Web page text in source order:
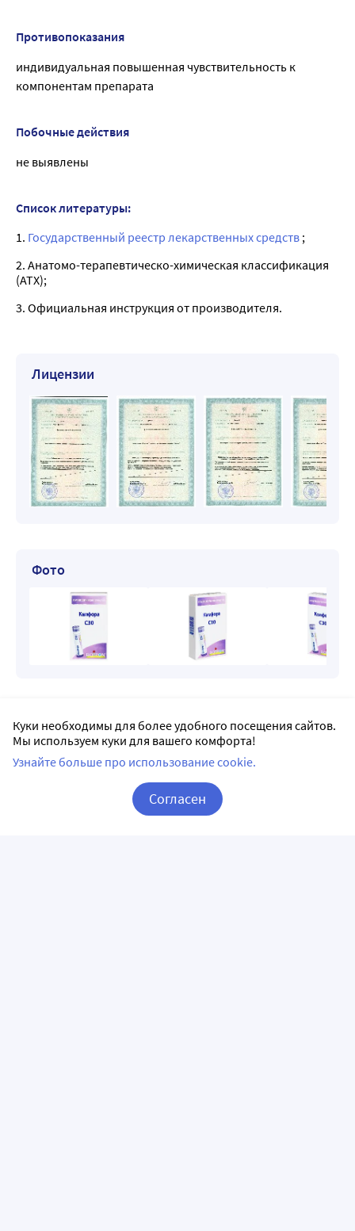
Противопоказания
индивидуальная повышенная чувствительность к
компонентам препарата
Побочные действия
не выявлены
Список литературы:
1. Государственный реестр лекарственных средств ;
2. Анатомо-терапевтическо-химическая классификация
(ATX);
3. Официальная инструкция от производителя.
Лицензии
Фото
Доставка Камфора в Казани
Заказывая на Apteka.ru, можно выбрать доставку
в удобную для вас аптеку рядом с домом или по дороге
Все пункты доставки в Казани – 393 аптеки.
Куки необходимы для более удобного посещения сайтов.
Мы используем куки для вашего комфорта!
Узнайте больше про использование cookie.
Согласен